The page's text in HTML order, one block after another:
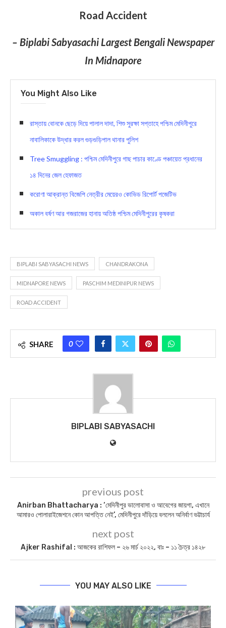
Road Accident
– Biplabi Sabyasachi Largest Bengali Newspaper
In Midnapore
You Might Also Like
রাস্তায় বোনকে ছেড়ে দিয়ে পালাল দাদা, শিশু সুরক্ষা সপ্তাহে পশ্চিম মেদিনীপুরে
নাবালিকাকে উদ্ধার করল গুড়গুড়িপাল থানার পুলিশ
Tree Smuggling : পশ্চিম মেদিনীপুরে গাছ পাচার কাণ্ডে পঞ্চায়েত প্রধানের
১৪ দিনের জেল হেফাজত
করোণা আক্রান্ত বিজেপি নেত্রীর মেয়েরও কোভিড রিপোর্ট পজেটিভ
অকাল বর্ষণ আর গজরাজের হানায় অতিষ্ঠ পশ্চিম মেদিনীপুরের কৃষকরা
BIPLABI SABYASACHI NEWS CHANDRAKONA
MIDNAPORE NEWS PASCHIM MEDINIPUR NEWS
ROAD ACCIDENT
SHARE 0
BIPLABI SABYASACHI
previous post
Anirban Bhattacharya : ‘মেদিনীপুর ভালোবাসা ও আবেগের জায়গা, এখানে
আমারও পোলারাইজেশনে কোন আপত্তি নেই’, মেদিনীপুরে দাঁড়িয়ে বললেন অনির্বাণ ভট্টাচার্য
next post
Ajker Rashifal : আজকের রাশিফল – ২৬ মার্চ ২০২২, বাঃ – ১১ চৈত্র ১৪২৮
YOU MAY ALSO LIKE